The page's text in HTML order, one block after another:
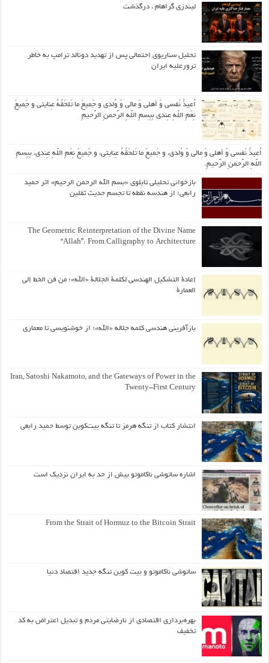
لیندزی گراهام ، درگذشت
تحلیل سناریوی احتمالی پس از تهدید دونالد ترامپ به خاطر
ترورعلیه ایران
اُعیذُ نَفسی وَ أهلی وَ مالی وَ وُلدی و جَمیعَ ما تَلحَقُهُ عِنایتی و جَمیعَ
نِعَمِ اللّهِ عِندی بِبِسمِ اللّهِ الرَّحمنِ الرَّحیمِ
اُعیذُ نَفسی وَ أهلی وَ مالی وَ وُلدی، و جَمیعَ ما تَلحَقُهُ عِنایتی، و جَمیعَ نِعَمِ اللّهِ عِندی، بِبِسمِ
اللّهِ الرَّحمنِ الرَّحیمِ.
بازخوانی تحلیلی تابلوی «بسم الله الرحمن الرحیم» اثر حمید
رابعی؛ از هندسه نقطه تا تجسم حدیث ثقلین
The Geometric Reinterpretation of the Divine Name
“Allah”: From Calligraphy to Architecture
إعادة التشكيل الهندسي لكلمة الجلالة «الله»؛ من فن الخط إلى
العمارة
بازآفرینی هندسی کلمه جلاله «الله»؛ از خوشنویسی تا معماری
Iran, Satoshi Nakamoto, and the Gateways of Power in the
Twenty-First Century
انتشار کتاب از تنگه هرمز تا تنگه بیت‌کوین توسط حمید رابعی
اشاره ساتوشی ناکاموتو بیش از حد به ایران نزدیک است
From the Strait of Hormuz to the Bitcoin Strait
ساتوشی ناکاموتو و بیت کوین تنگه جدید اقتصاد دنیا
بهره‌برداری اقتصادی از نارضایتی مردم و تبدیل اعتراض به کد
تخفیف